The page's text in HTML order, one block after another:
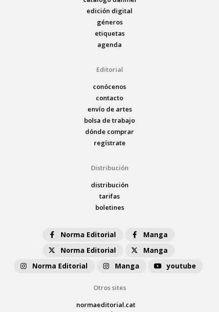
edición digital
géneros
etiquetas
agenda
Editorial
conócenos
contacto
envío de artes
bolsa de trabajo
dónde comprar
regístrate
Distribución
distribución
tarifas
boletines
Norma Editorial
Manga
Norma Editorial
Manga
Norma Editorial
Manga youtube
Otros sites
normaeditorial.cat